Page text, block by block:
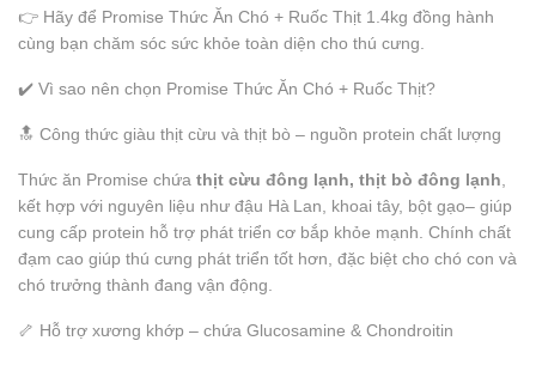
👉 Hãy để Promise Thức Ăn Chó + Ruốc Thịt 1.4kg đồng hành
cùng bạn chăm sóc sức khỏe toàn diện cho thú cưng.
✔️ Vì sao nên chọn Promise Thức Ăn Chó + Ruốc Thịt?
🔝 Công thức giàu thịt cừu và thịt bò – nguồn protein chất lượng
Thức ăn Promise chứa thịt cừu đông lạnh, thịt bò đông lạnh
kết hợp với nguyên liệu như đậu Hà Lan, khoai tây, bột gạo– giúp
cung cấp protein hỗ trợ phát triển cơ bắp khỏe mạnh. Chính chất
đạm cao giúp thú cưng phát triển tốt hơn, đặc biệt cho chó con và
chó trưởng thành đang vận động.
🦴 Hỗ trợ xương khớp – chứa Glucosamine & Chondroitin